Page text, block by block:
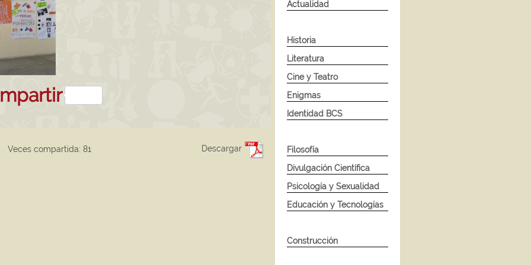
Descargar
Veces compartida: 81
Actualidad
Historia
Literatura
Cine y Teatro
Enigmas
Identidad BCS
Filosofía
Divulgación Científica
Psicología y Sexualidad
Educación y Tecnologías
Construcción